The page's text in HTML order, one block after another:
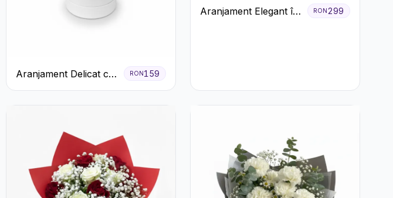
Aranjament Delicat cu
3 Trandafiri Roz în
RON159
Aranjament Elegant în
RON299